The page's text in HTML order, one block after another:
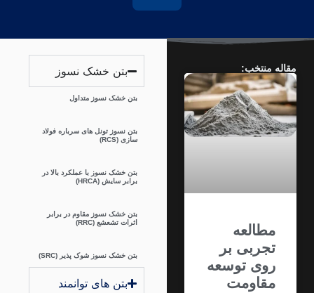
منتخب:
مطالعه
تجربی بر
روی توسعه
مقاومت
بتن خشک نسوز
بتن خشک نسوز متداول
بتن نسوز تونل های سرباره فولاد
بتن خشک نسوز با عملکرد بالا در
برابر سایش (HRCA)
بتن خشک نسوز مقاوم در برابر
اثرات تشعشع (RRC)
بتن خشک نسوز شوک پذیر (SRC)
بتن های توانمند